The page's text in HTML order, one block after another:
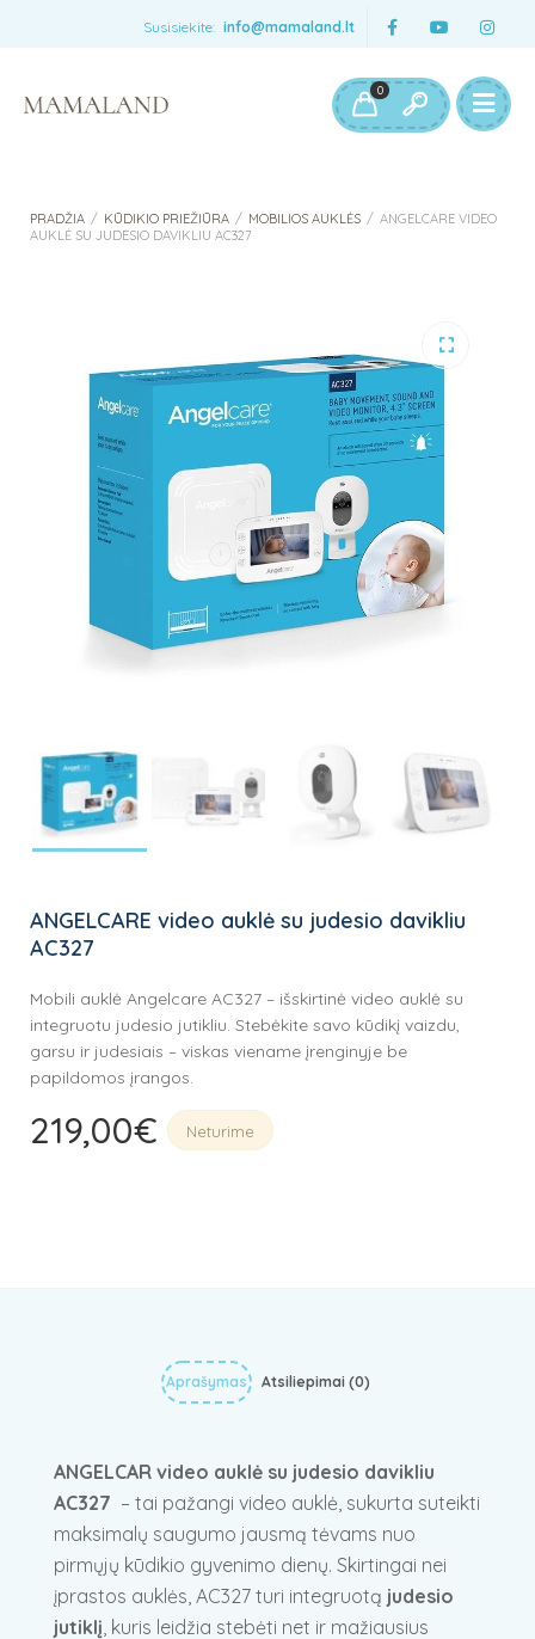
Susisiekite: info@mamaland.lt
0
PRADŽIA / KŪDIKIO PRIEŽIŪRA / MOBILIOS AUKLĖS / ANGELCARE VIDEO
AUKLĖ SU JUDESIO DAVIKLIU AC327
ANGELCARE video auklė su judesio davikliu
AC327
Mobili auklė Angelcare AC327 – išskirtinė video auklė su
integruotu judesio jutikliu. Stebėkite savo kūdikį vaizdu,
garsu ir judesiais – viskas viename įrenginyje be
papildomos įrangos.
219,00€ Neturime
Aprašymas Atsiliepimai (0)
ANGELCAR video auklė su judesio davikliu
AC327 – tai pažangi video auklė, sukurta suteikti
maksimalų saugumo jausmą tėvams nuo
pirmųjų kūdikio gyvenimo dienų. Skirtingai nei
įprastos auklės, AC327 turi integruotą judesio
jutiklį , kuris leidžia stebėti net ir mažiausius